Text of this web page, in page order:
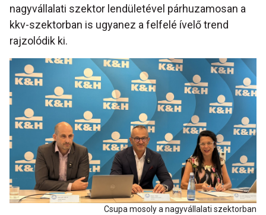
nagyvállalati szektor lendületével párhuzamosan a
kkv-szektorban is ugyanez a felfelé ívelő trend
rajzolódik ki.
Csupa mosoly a nagyvállalati szektorban